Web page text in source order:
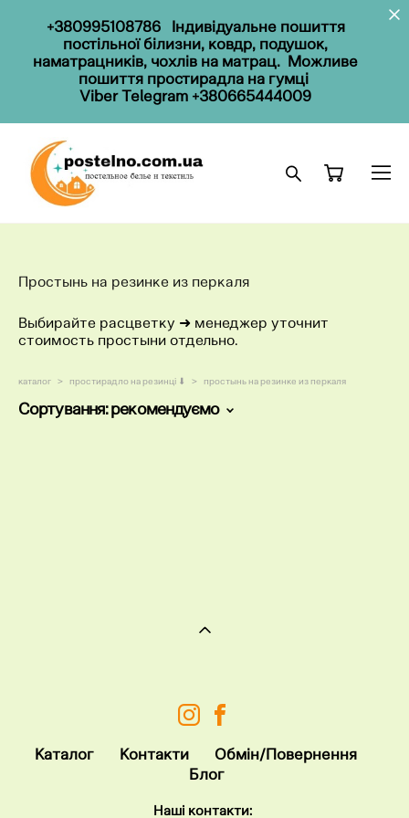
+380995108786Індивідуальне пошиття
постільної білизни, ковдр, подушок,
наматрацників, чохлів на матрац. Можливе
пошиття простирадла на гумці
Viber Telegram +380665444009
Простынь на резинке из перкаля
Выбирайте расцветку ​➜ менеджер уточнит
стоимость простыни отдельно.
каталог > простирадло на резинці ⬇ > простынь на резинке из перкаля
Сортування:рекомендуємо
Каталог Контакти Обмін/Повернення
Блог
Наші контакти: